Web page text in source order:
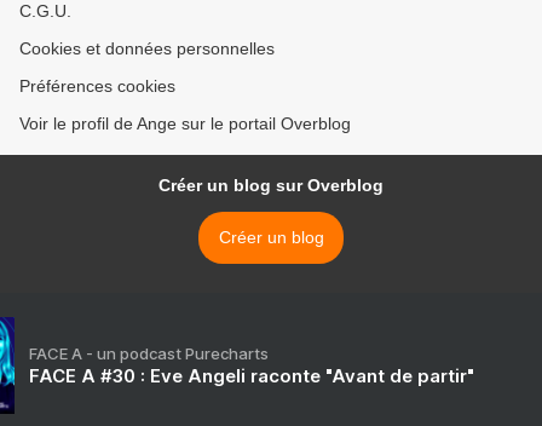
C.G.U.
Cookies et données personnelles
Préférences cookies
Voir le profil de Ange sur le portail Overblog
Créer un blog sur Overblog
Créer un blog
FACE A - un podcast Purecharts
FACE A #30 : Eve Angeli raconte "Avant de partir"